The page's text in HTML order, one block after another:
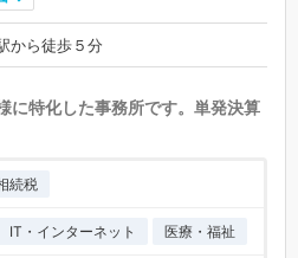
から徒歩５分
に特化した事務所です。単発決算
続税
IT・インターネット 医療・福祉